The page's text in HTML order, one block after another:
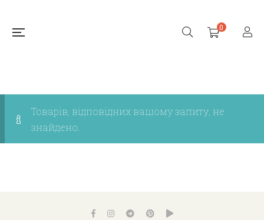
0
Товарів, відповідних вашому запиту, не
знайдено.